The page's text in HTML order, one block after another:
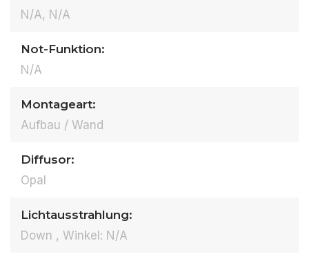
N/A, N/A
Not-Funktion:
N/A
Montageart:
Aufbau / Wand
Diffusor:
Opal
Lichtausstrahlung:
Down , Winkel: N/A